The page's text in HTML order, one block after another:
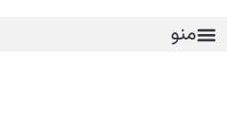
منو